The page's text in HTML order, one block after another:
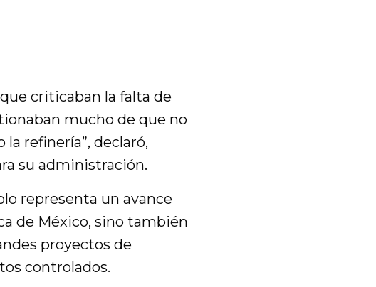
criticaban la falta de
mucho de que no
refinería”, declaró,
su administración.
representa un avance
de México, sino también
proyectos de
controlados.